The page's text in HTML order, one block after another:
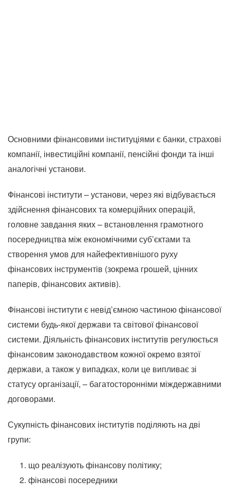
Основними фінансовими інституціями є банки, страхові
компанії, інвестиційні компанії, пенсійні фонди та інші
аналогічні установи.
Фінансові інститути – установи, через які відбувається
здійснення фінансових та комерційних операцій,
головне завдання яких – встановлення грамотного
посередництва між економічними суб’єктами та
створення умов для найефективнішого руху
фінансових інструментів (зокрема грошей, цінних
паперів, фінансових активів).
Фінансові інститути є невід’ємною частиною фінансової
системи будь-якої держави та світової фінансової
системи. Діяльність фінансових інститутів регулюється
фінансовим законодавством кожної окремо взятої
держави, а також у випадках, коли це випливає зі
статусу організації, – багатосторонніми міждержавними
договорами.
Сукупність фінансових інститутів поділяють на дві
групи:
що реалізують фінансову політику;
фінансові посередники